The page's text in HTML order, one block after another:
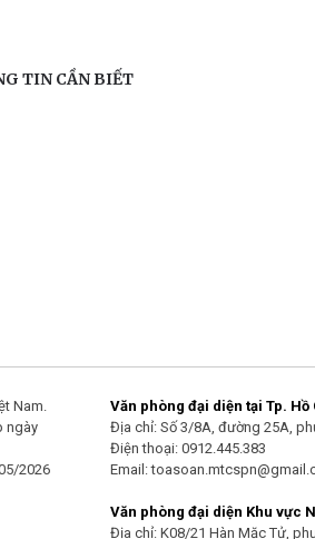
TIN CẦN BIẾT
Nam.
ngày
2026
Văn phòng đại diện tại Tp. Hồ
Địa chỉ: Số 3/8A, đường 25A,
Điện thoại: 0912.445.383
Email:
Văn phòng đại diện Khu vực
Địa chỉ: K08/21 Hàn Mặc Tử,